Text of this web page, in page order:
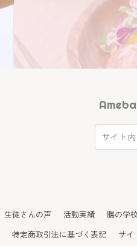
Ameba
生徒さんの声 活動実績 腸の学
特定商取引法に基づく表記 サイ